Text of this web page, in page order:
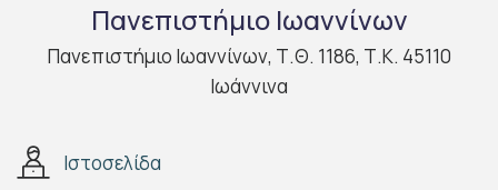
Πανεπιστήμιο Ιωαννίνων
Πανεπιστήμιο Ιωαννίνων, Τ.Θ. 1186, Τ.Κ. 45110
Ιωάννινα
Ιστοσελίδα